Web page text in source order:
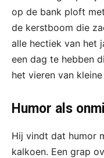
op de bank ploft
de kerstboom die
alle hectiek van het
een dag te hebben
het vieren van
Humor als
Hij vindt dat humor
kalkoen. Een grap